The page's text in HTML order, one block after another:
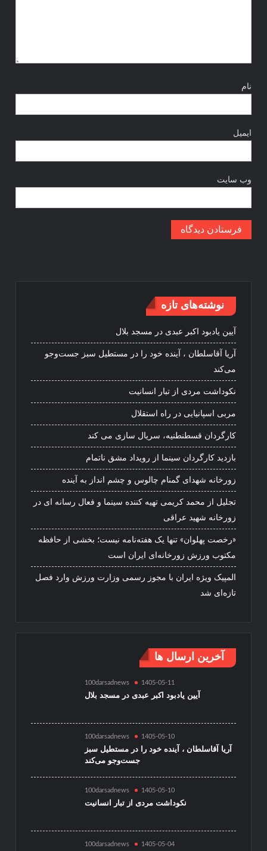
نام
ایمیل
وب‌ سایت
نوشته‌های تازه
آیین یادبود اکبر عبدی در مسجد بلال
آریا آقاسلطان ، آینده خود را در مستطیل سبز جست‌وجو
می‌کند
نکوداشت مردی از تبار انسانیت
مربی اسپانیایی در راه استقلال
کارگردان قسطنطنیه، سریال سازی می کند
بازدید کارگردان سینما از رویداد مشق ناتمام
زورخانه شهدای گمنام چالوس و چشم انداز به آینده
تجلیل از محمد کریمی تهیه کننده سینما و فعال رسانه ای در
زورخانه شهید عراقی
«رخصت پهلوان» تنها یک هفته‌نامه نیست؛ بخشی از حافظه
مکتوب ورزش زورخانه‌ای ایران است
المپیک ویژه ایران با مجوز رسمی وزارت ورزش وارد فصل
تازه‌ای شد
آخرین ارسال ها
100darsadnews 1405-05-11
آیین یادبود اکبر عبدی در مسجد بلال
100darsadnews 1405-05-10
آریا آقاسلطان ، آینده خود را در مستطیل سبز
جست‌وجو می‌کند
100darsadnews 1405-05-10
نکوداشت مردی از تبار انسانیت
100darsadnews 1405-05-04